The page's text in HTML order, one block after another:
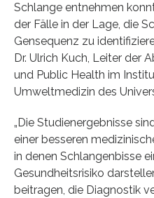
Schlange entnehmen
der Fälle in der Lage, die
Gensequenz zu
Dr. Ulrich Kuch, Leiter der
und Public Health im
Umweltmedizin des
„Die Studienergebnisse
einer besseren
in denen Schlangenbisse
Gesundheitsrisiko
beitragen, die Diagnostik